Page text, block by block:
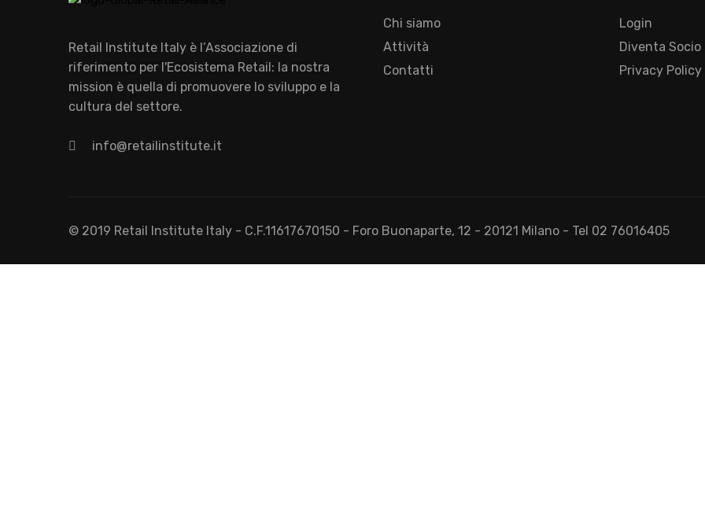
Retail Institute Italy è l’Associazione di
riferimento per l'Ecosistema Retail: la nostra
mission è quella di promuovere lo sviluppo e la
cultura del settore.
info@retailinstitute.it
Chi siamo
Attività
Contatti
Login
Diventa Socio
Privacy Policy
© 2019 Retail Institute Italy - C.F.11617670150 - Foro Buonaparte, 12 - 20121 Milano - Tel 02 76016405